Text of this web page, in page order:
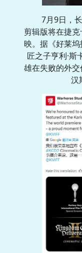
7月9日，
剪辑版将在捷
映。据《好莱
匠之子亨利·
雄在失败的外
汉